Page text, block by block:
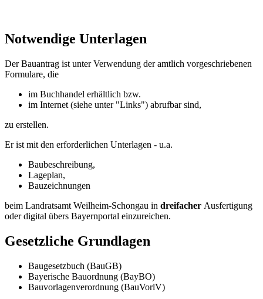
Notwendige Unterlagen
Der Bauantrag ist unter Verwendung der amtlich vorgeschriebenen
Formulare, die
im Buchhandel erhältlich bzw.
im Internet (siehe unter "Links") abrufbar sind,
zu erstellen.
Er ist mit den erforderlichen Unterlagen - u.a.
Baubeschreibung,
Lageplan,
Bauzeichnungen
beim Landratsamt Weilheim-Schongau in dreifacher Ausfertigung
oder digital übers Bayernportal einzureichen.
Gesetzliche Grundlagen
Baugesetzbuch (BauGB)
Bayerische Bauordnung (BayBO)
Bauvorlagenverordnung (BauVorlV)